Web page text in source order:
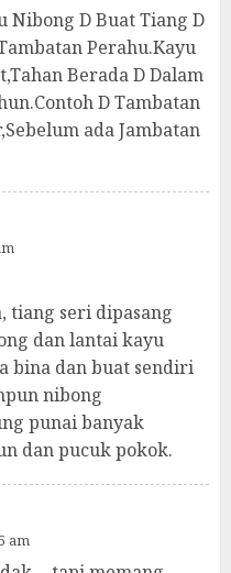
Nibong D Buat Tiang D
Perahu.Kayu
Berada D Dalam
D Tambatan
ada Jambatan
tiang seri dipasang
dan lantai kayu
bina dan buat sendiri
nibong
punai banyak
dan pucuk pokok.
am